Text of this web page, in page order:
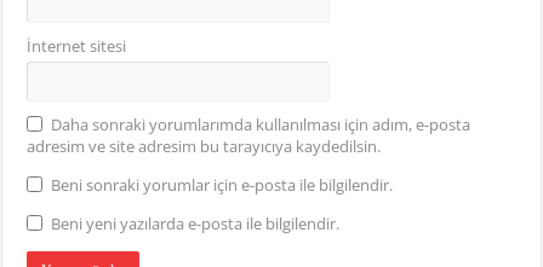
İnternet sitesi
Daha sonraki yorumlarımda kullanılması için adım, e-posta
adresim ve site adresim bu tarayıcıya kaydedilsin.
Beni sonraki yorumlar için e-posta ile bilgilendir.
Beni yeni yazılarda e-posta ile bilgilendir.